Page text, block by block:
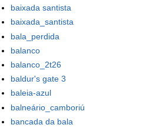
baixada santista
baixada_santista
bala_perdida
balanco
balanco_2t26
baldur's gate 3
baleia-azul
balneário_camboriú
bancada da bala